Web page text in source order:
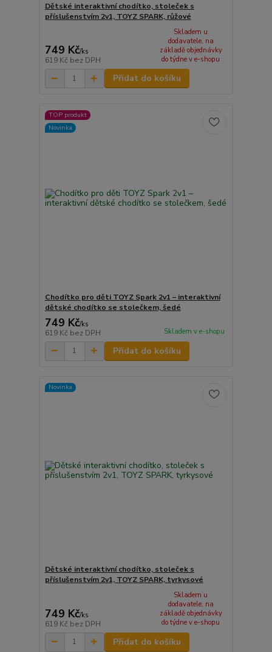
Dětské interaktivní chodítko, stoleček s
příslušenstvím 2v1, TOYZ SPARK, růžové
749 Kč/ks
619 Kč bez DPH
Skladem u
dodavatele, na
základě objednávky
do týdne v e-shopu
Přidat do košíku
TOP produkt
Novinka
Chodítko pro děti TOYZ Spark 2v1 – interaktivní
dětské chodítko se stolečkem, šedé
749 Kč/ks
619 Kč bez DPH Skladem v e-shopu
Přidat do košíku
Novinka
Dětské interaktivní chodítko, stoleček s
příslušenstvím 2v1, TOYZ SPARK, tyrkysové
749 Kč/ks
619 Kč bez DPH
Skladem u
dodavatele, na
základě objednávky
do týdne v e-shopu
Přidat do košíku